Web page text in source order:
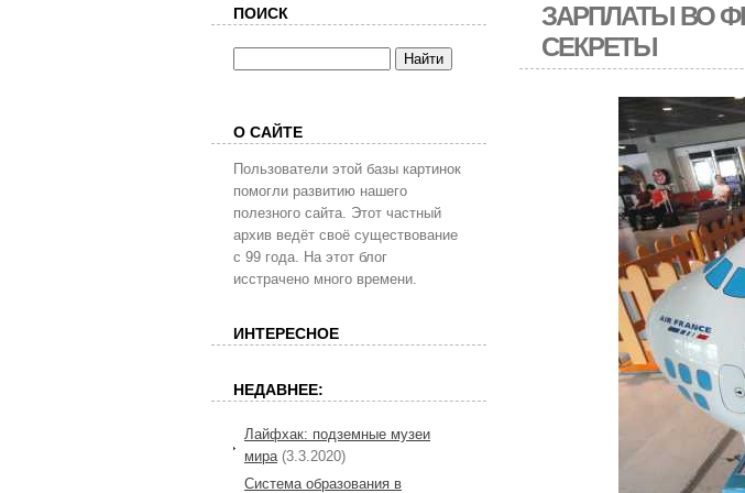
ЗАРПЛАТЫ ВО
СЕКРЕТЫ
ПОИСК
О САЙТЕ
Пользователи этой базы картинок
помогли развитию нашего
полезного сайта. Этот частный
архив ведёт своё существование
с 99 года. На этот блог
исстрачено много времени.
ИНТЕРЕСНОЕ
НЕДАВНЕЕ:
Лайфхак: подземные музеи
мира (3.3.2020)
Система образования в